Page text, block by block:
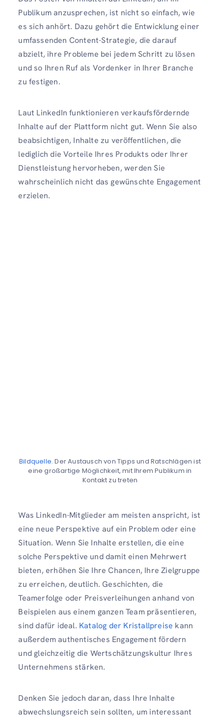
Publikum anzusprechen, ist nicht so einfach, wie
es sich anhört. Dazu gehört die Entwicklung einer
umfassenden Content-Strategie, die darauf
abzielt, ihre Probleme bei jedem Schritt zu lösen
und so Ihren Ruf als Vordenker in Ihrer Branche
zu festigen.
Laut LinkedIn funktionieren verkaufsfördernde
Inhalte auf der Plattform nicht gut. Wenn Sie also
beabsichtigen, Inhalte zu veröffentlichen, die
lediglich die Vorteile Ihres Produkts oder Ihrer
Dienstleistung hervorheben, werden Sie
wahrscheinlich nicht das gewünschte Engagement
erzielen.
Bildquelle. Der Austausch von Tipps und Ratschlägen ist
eine großartige Möglichkeit, mit Ihrem Publikum in
Kontakt zu treten
Was LinkedIn-Mitglieder am meisten anspricht, ist
eine neue Perspektive auf ein Problem oder eine
Situation. Wenn Sie Inhalte erstellen, die eine
solche Perspektive und damit einen Mehrwert
bieten, erhöhen Sie Ihre Chancen, Ihre Zielgruppe
zu erreichen, deutlich. Geschichten, die
Teamerfolge oder Preisverleihungen anhand von
Beispielen aus einem ganzen Team präsentieren,
sind dafür ideal. Katalog der Kristallpreise kann
außerdem authentisches Engagement fördern
und gleichzeitig die Wertschätzungskultur Ihres
Unternehmens stärken.
Denken Sie jedoch daran, dass Ihre Inhalte
abwechslungsreich sein sollten, um interessant